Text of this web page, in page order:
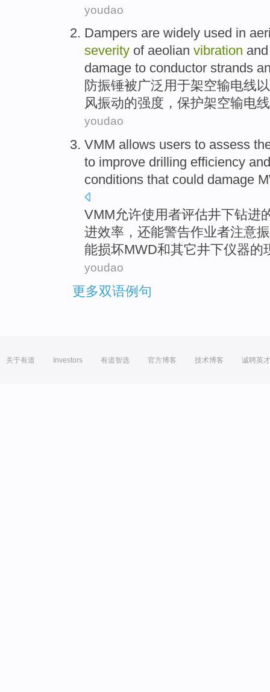
youdao
Dampers are widely used in
severity of aeolian vibration
damage to conductor strands
防振锤被广泛 用于架空输电线以
风振动的强度，保护架空输电
youdao
VMM allows users to assess
to improve drilling efficiency
conditions that could damage
VMM允许使用者评估井下钻进
进效率 ，还能警告作业者注意
能损坏MWD和其它井下仪器的
youdao
更多双语例句
关于有道 Investors 有道智选 官方博客 技术博客 诚聘英才